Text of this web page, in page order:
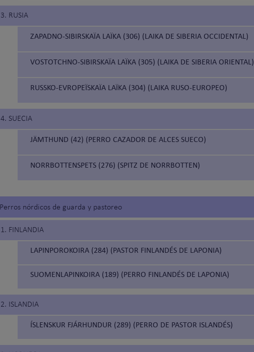
3. RUSIA
ZAPADNO-SIBIRSKAÏA LAÏKA (306) (LAIKA DE SIBERIA OCCIDENTAL)
VOSTOTCHNO-SIBIRSKAÏA LAÏKA (305) (LAIKA DE SIBERIA ORIENTAL)
RUSSKO-EVROPEÏSKAÏA LAÏKA (304) (LAIKA RUSO-EUROPEO)
4. SUECIA
JÄMTHUND (42) (PERRO CAZADOR DE ALCES SUECO)
NORRBOTTENSPETS (276) (SPITZ DE NORRBOTTEN)
Perros nórdicos de guarda y pastoreo
1. FINLANDIA
LAPINPOROKOIRA (284) (PASTOR FINLANDÉS DE LAPONIA)
SUOMENLAPINKOIRA (189) (PERRO FINLANDÉS DE LAPONIA)
2. ISLANDIA
ÍSLENSKUR FJÁRHUNDUR (289) (PERRO DE PASTOR ISLANDÉS)